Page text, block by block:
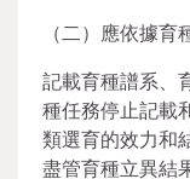
（二）應依據
記載育種譜系、
種任務停止記載
類選育的效力和
盡管育種立異結